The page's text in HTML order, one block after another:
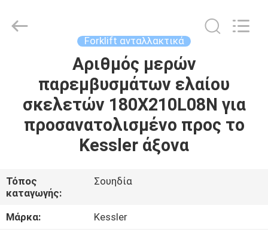
ΠΡΟΪΌΝΤΑ
ΠΕΡΊΠΟΥ
ΓΎΡΟΣ
ΕΡΓΟΣΤΑΣΊΩΝ
Forklift ανταλλακτικά
Αριθμός μερών
παρεμβυσμάτων ελαίου
σκελετών 180X210L08N για
προσανατολισμένο προς το
Kessler άξονα
Τόπος
καταγωγής:
Σουηδία
Μάρκα:
Kessler